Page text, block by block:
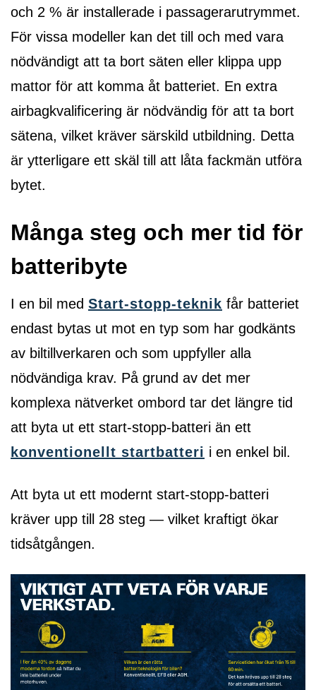
och 2 % är installerade i passagerarutrymmet.
För vissa modeller kan det till och med vara
nödvändigt att ta bort säten eller klippa upp
mattor för att komma åt batteriet. En extra
airbagkvalificering är nödvändig för att ta bort
sätena, vilket kräver särskild utbildning. Detta
är ytterligare ett skäl till att låta fackmän utföra
bytet.
Många steg och mer tid för
batteribyte
I en bil med Start-stopp-teknik får batteriet
endast bytas ut mot en typ som har godkänts
av biltillverkaren och som uppfyller alla
nödvändiga krav. På grund av det mer
komplexa nätverket ombord tar det längre tid
att byta ut ett start-stopp-batteri än ett
konventionellt startbatteri i en enkel bil.
Att byta ut ett modernt start-stopp-batteri
kräver upp till 28 steg — vilket kraftigt ökar
tidsåtgången.